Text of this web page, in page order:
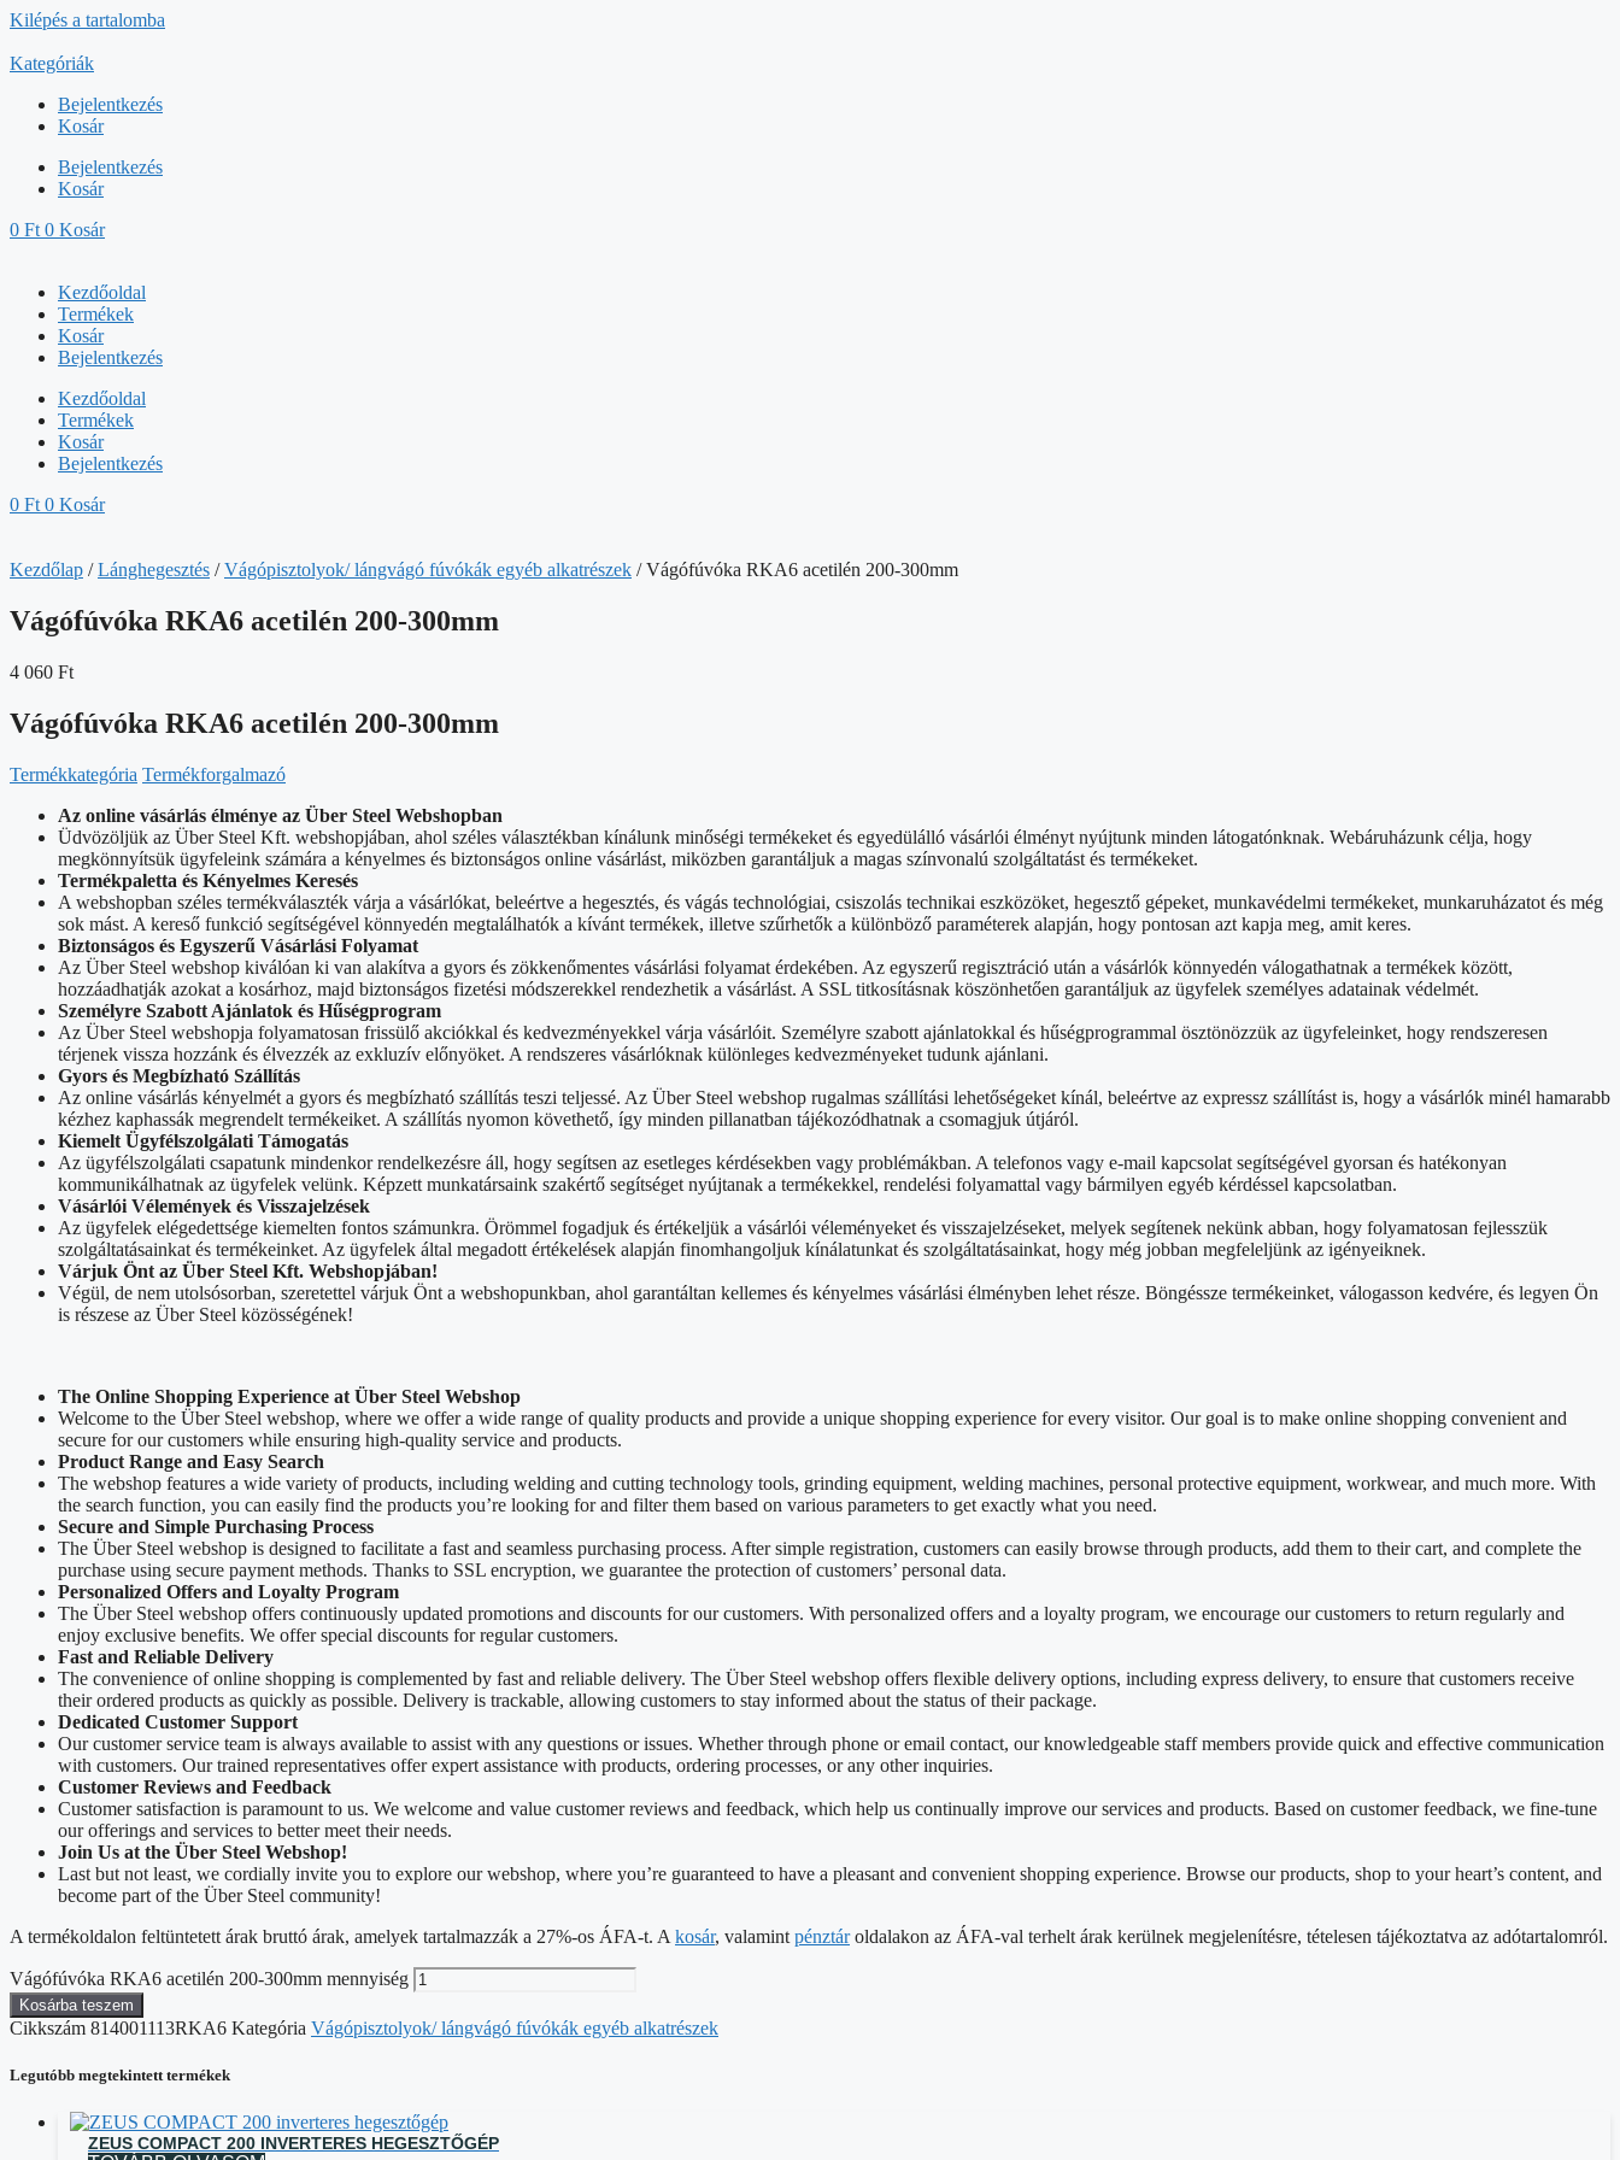
Kilépés a tartalomba
Kategóriák
Bejelentkezés
Kosár
Bejelentkezés
Kosár
0 Ft 0 Kosár
Kezdőoldal
Termékek
Kosár
Bejelentkezés
Kezdőoldal
Termékek
Kosár
Bejelentkezés
0 Ft 0 Kosár
Kezdőlap /Lánghegesztés /Vágópisztolyok/ lángvágó fúvókák egyéb alkatrészek / Vágófúvóka RKA6 acetilén 200-300mm
Vágófúvóka RKA6 acetilén 200-300mm
4 060 Ft
Vágófúvóka RKA6 acetilén 200-300mm
Termékkategória Termékforgalmazó
Az online vásárlás élménye az Über Steel Webshopban
Üdvözöljük az Über Steel Kft. webshopjában, ahol széles választékban kínálunk minőségi termékeket és egyedülálló vásárlói élményt nyújtunk minden látogatónknak. Webáruházunk célja, hogy
megkönnyítsük ügyfeleink számára a kényelmes és biztonságos online vásárlást, miközben garantáljuk a magas színvonalú szolgáltatást és termékeket.
Termékpaletta és Kényelmes Keresés
A webshopban széles termékválaszték várja a vásárlókat, beleértve a hegesztés, és vágás technológiai, csiszolás technikai eszközöket, hegesztő gépeket, munkavédelmi termékeket, munkaruházatot és még
sok mást. A kereső funkció segítségével könnyedén megtalálhatók a kívánt termékek, illetve szűrhetők a különböző paraméterek alapján, hogy pontosan azt kapja meg, amit keres.
Biztonságos és Egyszerű Vásárlási Folyamat
Az Über Steel webshop kiválóan ki van alakítva a gyors és zökkenőmentes vásárlási folyamat érdekében. Az egyszerű regisztráció után a vásárlók könnyedén válogathatnak a termékek között,
hozzáadhatják azokat a kosárhoz, majd biztonságos fizetési módszerekkel rendezhetik a vásárlást. A SSL titkosításnak köszönhetően garantáljuk az ügyfelek személyes adatainak védelmét.
Személyre Szabott Ajánlatok és Hűségprogram
Az Über Steel webshopja folyamatosan frissülő akciókkal és kedvezményekkel várja vásárlóit. Személyre szabott ajánlatokkal és hűségprogrammal ösztönözzük az ügyfeleinket, hogy rendszeresen
térjenek vissza hozzánk és élvezzék az exkluzív előnyöket. A rendszeres vásárlóknak különleges kedvezményeket tudunk ajánlani.
Gyors és Megbízható Szállítás
Az online vásárlás kényelmét a gyors és megbízható szállítás teszi teljessé. Az Über Steel webshop rugalmas szállítási lehetőségeket kínál, beleértve az expressz szállítást is, hogy a vásárlók minél hamarabb
kézhez kaphassák megrendelt termékeiket. A szállítás nyomon követhető, így minden pillanatban tájékozódhatnak a csomagjuk útjáról.
Kiemelt Ügyfélszolgálati Támogatás
Az ügyfélszolgálati csapatunk mindenkor rendelkezésre áll, hogy segítsen az esetleges kérdésekben vagy problémákban. A telefonos vagy e-mail kapcsolat segítségével gyorsan és hatékonyan
kommunikálhatnak az ügyfelek velünk. Képzett munkatársaink szakértő segítséget nyújtanak a termékekkel, rendelési folyamattal vagy bármilyen egyéb kérdéssel kapcsolatban.
Vásárlói Vélemények és Visszajelzések
Az ügyfelek elégedettsége kiemelten fontos számunkra. Örömmel fogadjuk és értékeljük a vásárlói véleményeket és visszajelzéseket, melyek segítenek nekünk abban, hogy folyamatosan fejlesszük
szolgáltatásainkat és termékeinket. Az ügyfelek által megadott értékelések alapján finomhangoljuk kínálatunkat és szolgáltatásainkat, hogy még jobban megfeleljünk az igényeiknek.
Várjuk Önt az Über Steel Kft. Webshopjában!
Végül, de nem utolsósorban, szeretettel várjuk Önt a webshopunkban, ahol garantáltan kellemes és kényelmes vásárlási élményben lehet része. Böngéssze termékeinket, válogasson kedvére, és legyen Ön
is részese az Über Steel közösségének!
The Online Shopping Experience at Über Steel Webshop
Welcome to the Über Steel webshop, where we offer a wide range of quality products and provide a unique shopping experience for every visitor. Our goal is to make online shopping convenient and
secure for our customers while ensuring high-quality service and products.
Product Range and Easy Search
The webshop features a wide variety of products, including welding and cutting technology tools, grinding equipment, welding machines, personal protective equipment, workwear, and much more. With
the search function, you can easily find the products you’re looking for and filter them based on various parameters to get exactly what you need.
Secure and Simple Purchasing Process
The Über Steel webshop is designed to facilitate a fast and seamless purchasing process. After simple registration, customers can easily browse through products, add them to their cart, and complete the
purchase using secure payment methods. Thanks to SSL encryption, we guarantee the protection of customers’ personal data.
Personalized Offers and Loyalty Program
The Über Steel webshop offers continuously updated promotions and discounts for our customers. With personalized offers and a loyalty program, we encourage our customers to return regularly and
enjoy exclusive benefits. We offer special discounts for regular customers.
Fast and Reliable Delivery
The convenience of online shopping is complemented by fast and reliable delivery. The Über Steel webshop offers flexible delivery options, including express delivery, to ensure that customers receive
their ordered products as quickly as possible. Delivery is trackable, allowing customers to stay informed about the status of their package.
Dedicated Customer Support
Our customer service team is always available to assist with any questions or issues. Whether through phone or email contact, our knowledgeable staff members provide quick and effective communication
with customers. Our trained representatives offer expert assistance with products, ordering processes, or any other inquiries.
Customer Reviews and Feedback
Customer satisfaction is paramount to us. We welcome and value customer reviews and feedback, which help us continually improve our services and products. Based on customer feedback, we fine-tune
our offerings and services to better meet their needs.
Join Us at the Über Steel Webshop!
Last but not least, we cordially invite you to explore our webshop, where you’re guaranteed to have a pleasant and convenient shopping experience. Browse our products, shop to your heart’s content, and
become part of the Über Steel community!
A termékoldalon feltüntetett árak bruttó árak, amelyek tartalmazzák a 27%-os ÁFA-t. A kosár, valamint pénztároldalakon az ÁFA-val terhelt árak kerülnek megjelenítésre, tételesen tájékoztatva az adótartalomról.
Vágófúvóka RKA6 acetilén 200-300mm mennyiség
Kosárba teszem
Cikkszám 814001113RKA6 Kategória Vágópisztolyok/ lángvágó fúvókák egyéb alkatrészek
Legutóbb megtekintett termékek
ZEUS COMPACT 200 INVERTERES HEGESZTŐGÉP